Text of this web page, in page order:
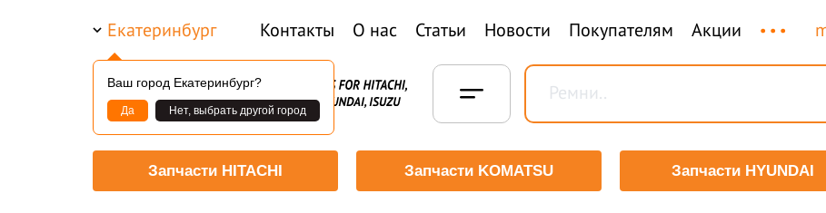
Екатеринбург
Ваш город Екатеринбург?
Да Нет, выбрать другой город
Контакты О нас Статьи Новости Покупателям Акции ...
Запчасти HITACHI Запчасти KOMATSU Запчасти HYUNDAI